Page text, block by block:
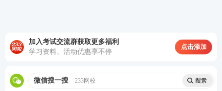
4、质量管理的核心通常是指( )。
A.过程控制
加入考试交流群获取更多福利
学习资料、活动优惠享不停
点击添加
微信搜一搜 233网校